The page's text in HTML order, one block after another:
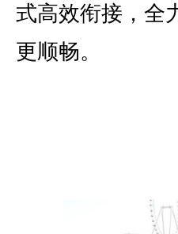
式高效衔接，全
更顺畅。